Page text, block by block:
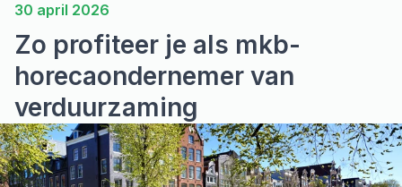
30 april 2026
Zo profiteer je als mkb-
horecaondernemer van
verduurzaming